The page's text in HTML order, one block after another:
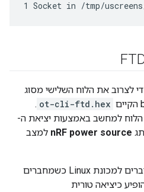
לצרוב את הלוח השלישי מסוג
ot-cli-ftd.hex
.
למחשב באמצעות יציאת ה-
nRF power source למצב
אם שני הצמתים האחרים מחוברים למכונת Linux כשמחברים
כיציאה טורית